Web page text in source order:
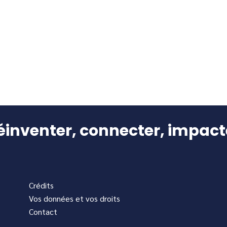
connecter,
Crédits
Vos données et vos droits
Contact